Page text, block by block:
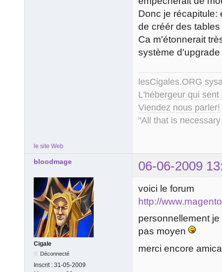
Donc je récapitule:
de créér des
Ca m'étonnerait
système
lesCigales.ORG
L'hébergeur qui
Viendez nous parler!
"All that is
le site Web
bloodmage 06-06-2009
Cigale
Déconnecté
Inscrit : 31-05-2009
voici le forum
http://
personnellement
pas moyen
merci encore